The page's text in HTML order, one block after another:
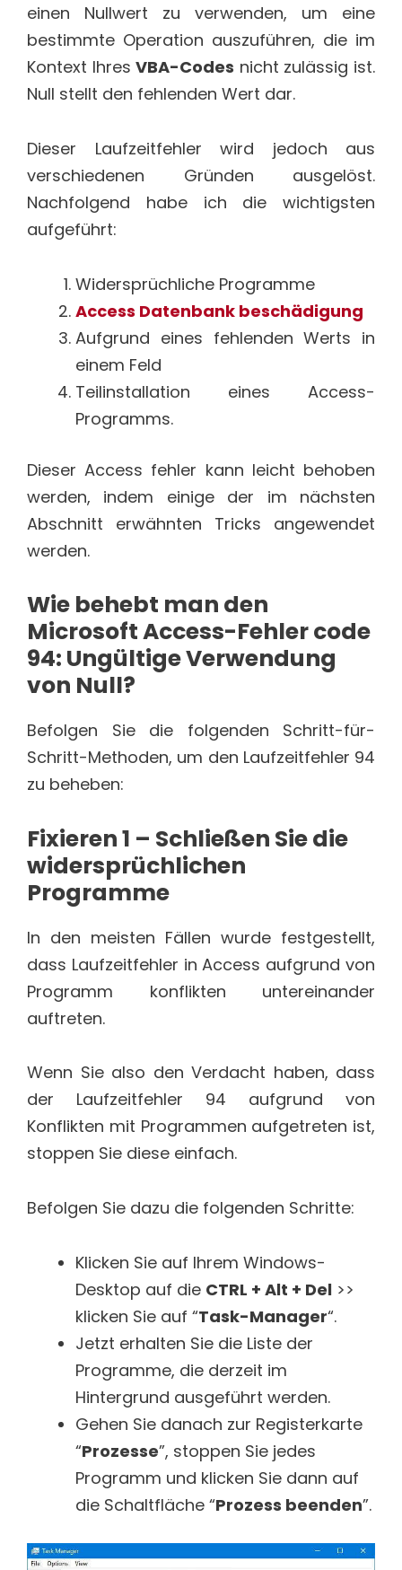
einen Nullwert zu verwenden, um eine
bestimmte Operation auszuführen, die im
Kontext IhresVBA-Codes nicht zulässig ist.
Null stellt den fehlenden Wert dar.
Dieser Laufzeitfehler wird jedoch aus
verschiedenen Gründen ausgelöst.
Nachfolgend habe ich die wichtigsten
aufgeführt:
Widersprüchliche Programme
Access Datenbank beschädigung
Aufgrund eines fehlenden Werts in
einem Feld
Teilinstallation eines Access-
Programms.
Dieser Access fehler kann leicht behoben
werden, indem einige der im nächsten
Abschnitt erwähnten Tricks angewendet
werden.
Wie behebt man den
Microsoft Access-Fehler code
94: Ungültige Verwendung
von Null?
Befolgen Sie die folgenden Schritt-für-
Schritt-Methoden, um den Laufzeitfehler 94
zu beheben:
Fixieren 1 – Schließen Sie die
widersprüchlichen
Programme
In den meisten Fällen wurde festgestellt,
dass Laufzeitfehler in Access aufgrund von
Programm konflikten untereinander
auftreten.
Wenn Sie also den Verdacht haben, dass
der Laufzeitfehler 94 aufgrund von
Konflikten mit Programmen aufgetreten ist,
stoppen Sie diese einfach.
Befolgen Sie dazu die folgenden Schritte:
Klicken Sie auf Ihrem Windows-
Desktop auf die CTRL + Alt + Del >>
klicken Sie auf “Task-Manager“.
Jetzt erhalten Sie die Liste der
Programme, die derzeit im
Hintergrund ausgeführt werden.
Gehen Sie danach zur Registerkarte
“Prozesse”, stoppen Sie jedes
Programm und klicken Sie dann auf
die Schaltfläche “Prozess beenden”.